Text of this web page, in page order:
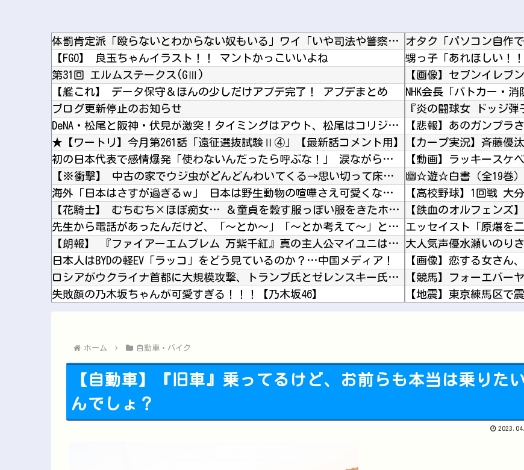
体罰肯定派「殴らないとわからない奴もいる」ワイ「いや司法や警察に突き出せばいいよね」
【FGO】 良玉ちゃんイラスト！！ マントかっこいいよね
第31回 エルムステークス(GⅢ)
【艦これ】 データ保守＆ほんの少しだけアプデ完了！ アプデまとめ
ブログ更新停止のお知らせ
DeNA・松尾と阪神・伏見が激突！タイミングはアウト、松尾はコリジョンが適用されない自然な...
★【ワートリ】今月第261話「遠征選抜試験Ⅱ④」【最新話コメント用】
初の日本代表で感情爆発「使わないんだったら呼ぶな！」 涙ながらに訴え「俺を何で選んだんだ？...
【※衝撃】 中古の家でウジ虫がどんどんわいてくる→思い切って床板を剥してみた結果、やっぱり...
海外「日本はさすが過ぎるｗ」 日本は野生動物の喧嘩さえ可愛くなってしまうと世界が騒然
【花騎士】 むちむち×ほぼ痴女… ＆童貞を穀す服っぽい服をきたホウオウボクへの反応！！！
先生から電話があったんだけど、「～とか～」「～とか考えて～」と何度も言ってたのが耳に残って...
【朗報】 『ファイアーエムブレム 万紫千紅』真の主人公マイユニはキャラメイクが可能
日本人はBYDの軽EV「ラッコ」をどう見ているのか？…中国メディア！
ロシアがウクライナ首都に大規模攻撃、トランプ氏とゼレンスキー氏の和平交渉前に
失敗顔の乃木坂ちゃんが可愛すぎる！！！【乃木坂46】
【画像】セブンイレブ
【悲報】あのガンプラ
【カープ実況】斉藤優
幽☆遊☆白書（全19巻
【鉄血のオルフェンズ
大人気声優水瀬いのり
三大レジェンド漫画家
PCゲーム「まず20万円
【朗報】NIKKEのペル
PCケース購入したけど
ホーム 自動車・バイク
【自動車】『旧車』乗ってるけど、お前らも本当は乗りた
んでしょ？